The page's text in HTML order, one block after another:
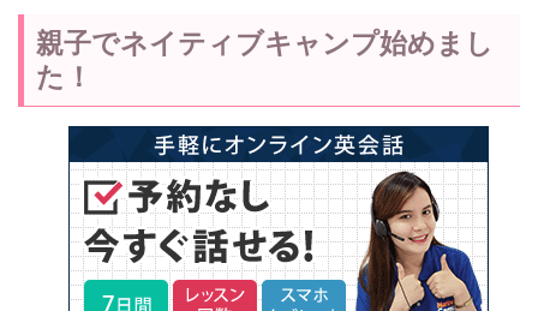
親子でネイティブキャンプ始めまし
た！